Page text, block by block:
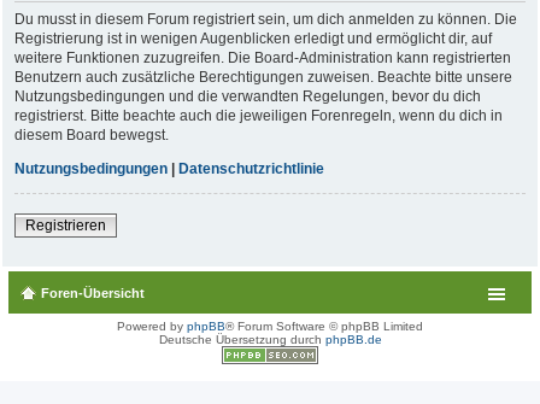
Du musst in diesem Forum registriert sein, um dich anmelden zu können. Die
Registrierung ist in wenigen Augenblicken erledigt und ermöglicht dir, auf
weitere Funktionen zuzugreifen. Die Board-Administration kann registrierten
Benutzern auch zusätzliche Berechtigungen zuweisen. Beachte bitte unsere
Nutzungsbedingungen und die verwandten Regelungen, bevor du dich
registrierst. Bitte beachte auch die jeweiligen Forenregeln, wenn du dich in
diesem Board bewegst.
Nutzungsbedingungen | Datenschutzrichtlinie
Registrieren
Foren-Übersicht
Powered by phpBB® Forum Software © phpBB Limited
Deutsche Übersetzung durch phpBB.de